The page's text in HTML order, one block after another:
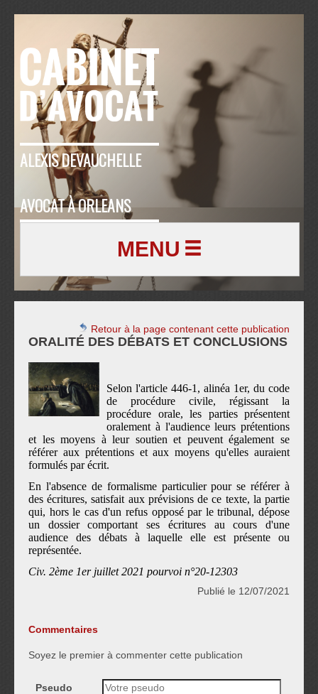
ALEXIS DEVAUCHELLE
AVOCAT À ORLEANS
MENU
Retour à la page contenant cette publication
ORALITÉ DES DÉBATS ET CONCLUSIONS
Selon l'article 446-1, alinéa 1er, du code
de procédure civile, régissant la
procédure orale, les parties présentent
oralement à l'audience leurs prétentions
et les moyens à leur soutien et peuvent également se
référer aux prétentions et aux moyens qu'elles auraient
formulés par écrit.
En l'absence de formalisme particulier pour se référer à
des écritures, satisfait aux prévisions de ce texte, la partie
qui, hors le cas d'un refus opposé par le tribunal, dépose
un dossier comportant ses écritures au cours d'une
audience des débats à laquelle elle est présente ou
représentée.
Civ. 2ème 1er juillet 2021 pourvoi n°20-12303
Publié le 12/07/2021
Commentaires
Soyez le premier à commenter cette publication
Pseudo